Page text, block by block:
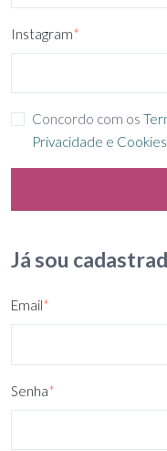
Instagram*
Concordo com os
Privacidade e Cookies
Já sou
Email*
Senha*